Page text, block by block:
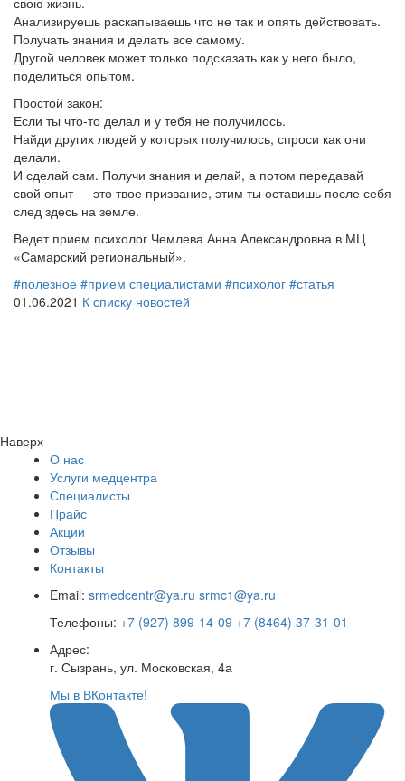
Анализируешь раскапываешь что не так и опять действовать.
Получать знания и делать все самому.
Другой человек может только подсказать как у него было,
поделиться опытом.
Простой закон:
Если ты что-то делал и у тебя не получилось.
Найди других людей у которых получилось, спроси как они
делали.
И сделай сам. Получи знания и делай, а потом передавай
свой опыт — это твое призвание, этим ты оставишь после себя
след здесь на земле.
Ведет прием психолог Чемлева Анна Александровна в МЦ
«Самарский региональный».
#полезное #прием специалистами #психолог #статья
01.06.2021 К списку новостей
Наверх
О нас
Услуги медцентра
Специалисты
Прайс
Акции
Отзывы
Контакты
Email: srmedcentr@ya.ru srmc1@ya.ru
Телефоны: +7 (927) 899-14-09 +7 (8464) 37-31-01
Адрес:
г. Сызрань, ул. Московская, 4а
Мы в ВКонтакте!